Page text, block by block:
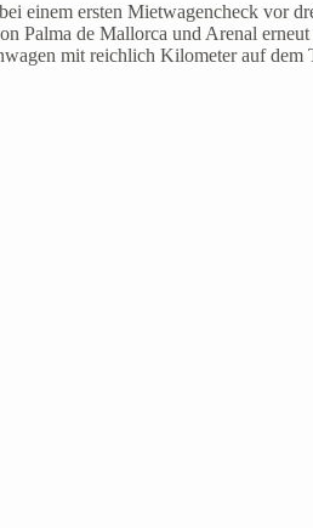
einem ersten Mietwagencheck vor
Palma de Mallorca und Arenal
mit reichlich Kilometer auf dem